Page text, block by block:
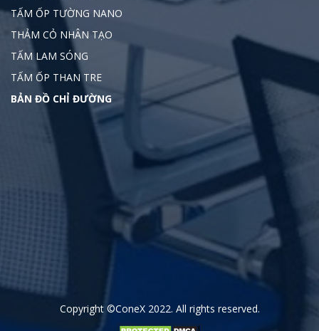
TẤM ỐP TƯỜNG NANO
THẢM CỎ NHÂN TẠO
TẤM LAM SÓNG
TẤM ỐP THAN TRE
BẢN ĐỒ CHỈ ĐƯỜNG
Copyright ©ConeX 2022. All rights reserved.